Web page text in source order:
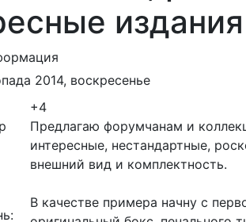
2014, воскресенье
+4
Предлагаю форумчанам и
интересные, нестандартные,
внешний вид и комплектность.
В качестве примера начну с